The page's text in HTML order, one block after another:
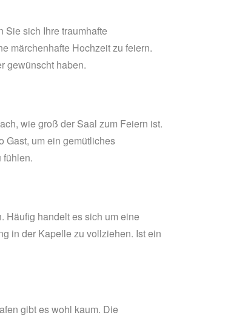
sich Ihre traumhafte
märchenhafte Hochzeit zu feiern.
gewünscht haben.
wie groß der Saal zum Feiern ist.
Gast, um ein gemütliches
fühlen.
Häufig handelt es sich um eine
in der Kapelle zu vollziehen. Ist ein
gibt es wohl kaum. Die